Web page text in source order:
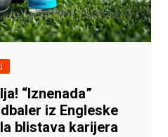
“Iznenada”
iz Engleske
blistava karijera